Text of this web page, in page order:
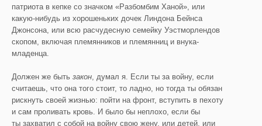
патриота в кепке со значком «Разбомбим Ханой», или
какую-нибудь из хорошеньких дочек Линдона Бейнса
Джонсона, или всю расчудесную семейку Уэстморлендов
скопом, включая племянников и племянниц и внука-
младенца.
Должен же быть закон, думал я. Если ты за войну, если
считаешь, что она того стоит, то ладно, но тогда ты обязан
рискнуть своей жизнью: пойти на фронт, вступить в пехоту
и сам проливать кровь. И было бы неплохо, если бы
ты захватил с собой на войну свою жену, или детей, или